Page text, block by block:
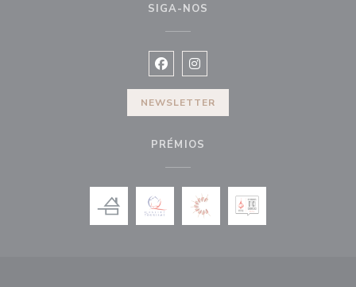
SIGA-NOS
Facebook ((abre numa nova janela))
Instagram ((abre numa nova
NEWSLETTER
PRÉMIOS